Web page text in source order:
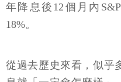
年降息後12個月內
18%。
從過去歷史來看，似乎